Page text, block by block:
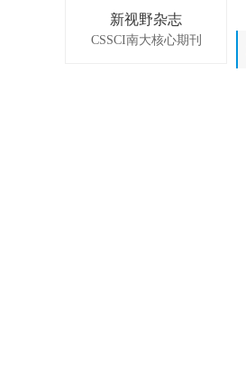
新视野杂志
CSSCI南大核心期刊